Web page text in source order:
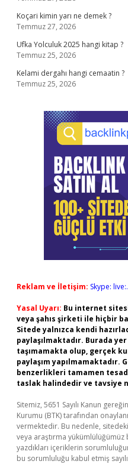
Koçari kimin yarı ne demek ?
Temmuz 27, 2026
Ufka Yolculuk 2025 hangi kitap ?
Temmuz 25, 2026
Kelami dergahı hangi cemaatin ?
Temmuz 25, 2026
Reklam ve İletişim: Skype:
Yasal Uyarı: Bu internet
veya şahıs şirketi ile hiçbir
Sitede yalnızca kendi
paylaşılmaktadır. Burada
taşımamakta olup, gerçek
paylaşım yapılmamaktadır.
benzerlikleri tamamen
taslak halindedir ve tavsiye
Sitemiz, 5651 Sayılı Kanun
Kurumu (BTK) tarafından
vermektedir. Bu nedenle,
veya araştırma
yazdıkları içeriklerin
bu sorumluluğu kabul etmiş